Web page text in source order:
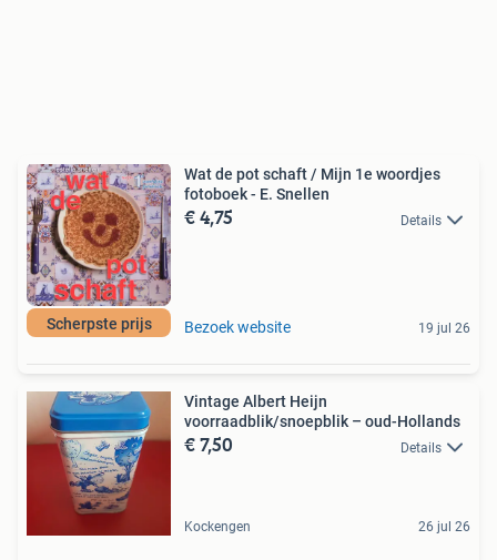
Scherpste prijs
Wat de pot schaft / Mijn 1e woordjes
fotoboek - E. Snellen
€ 4,75 Details
Bezoek website 19 jul 26
Vintage Albert Heijn
voorraadblik/snoepblik – oud-Hollands
€ 7,50 Details
Kockengen 26 jul 26